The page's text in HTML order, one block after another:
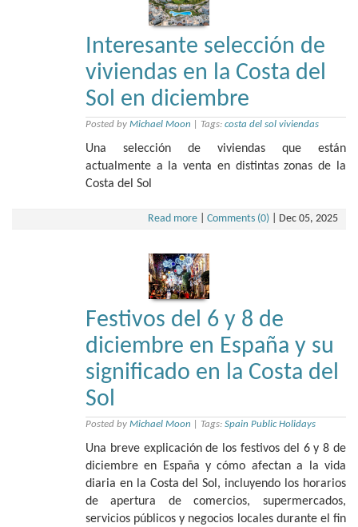
Interesante selección de
viviendas en la Costa del
Sol en diciembre
Posted by Michael Moon Tags: costa del sol viviendas
Una selección de viviendas que están
actualmente a la venta en distintas zonas de la
Costa del Sol
Read more Comments (0) Dec 05, 2025
Festivos del 6 y 8 de
diciembre en España y su
significado en la Costa del
Sol
Posted by Michael Moon Tags: Spain Public Holidays
Una breve explicación de los festivos del 6 y 8 de
diciembre en España y cómo afectan a la vida
diaria en la Costa del Sol, incluyendo los horarios
de apertura de comercios, supermercados,
servicios públicos y negocios locales durante el fin